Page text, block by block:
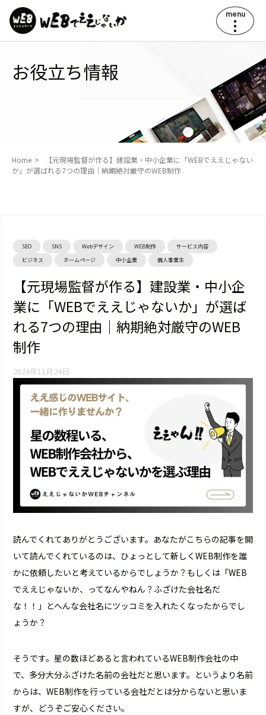
menu
お役立ち情報
Home
【元現場監督が作る】建設業・中小企業に「WEBでええじゃない
か」が選ばれる7つの理由｜納期絶対厳守のWEB制作
SEO SNS Webデザイン WEB制作
サービス内容
ビジネス
ホームページ 中小企業 個人事業主
【元現場監督が作る】建設業・中小企
業に「WEBでええじゃないか」が選ば
れる7つの理由｜納期絶対厳守のWEB
制作
2024年11月24日
読んでくれてありがとうございます。あなたがこちらの記事を開
いて読んでくれているのは、ひょっとして新しくWEB制作を誰
かに依頼したいと考えているからでしょうか？もしくは「WEB
でええじゃないか、ってなんやねん？ふざけた会社名だ
な！！」とへんな会社名にツッコミを入れたくなったからでし
ょうか？
そうです。星の数ほどあると言われているWEB制作会社の中
で、多分大分ふざけた名前の会社だと思います。というより名前
からは、WEB制作を行っている会社だとは分からないと思いま
すが、どうぞご安心ください。